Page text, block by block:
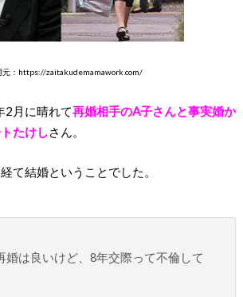
元：https://zaitakudemamawork.com/
2月に晴れて再婚相手のA子さんと事実婚か
たけしさん。
て結婚ということでした。
婚は良いけど、8年交際って不倫して